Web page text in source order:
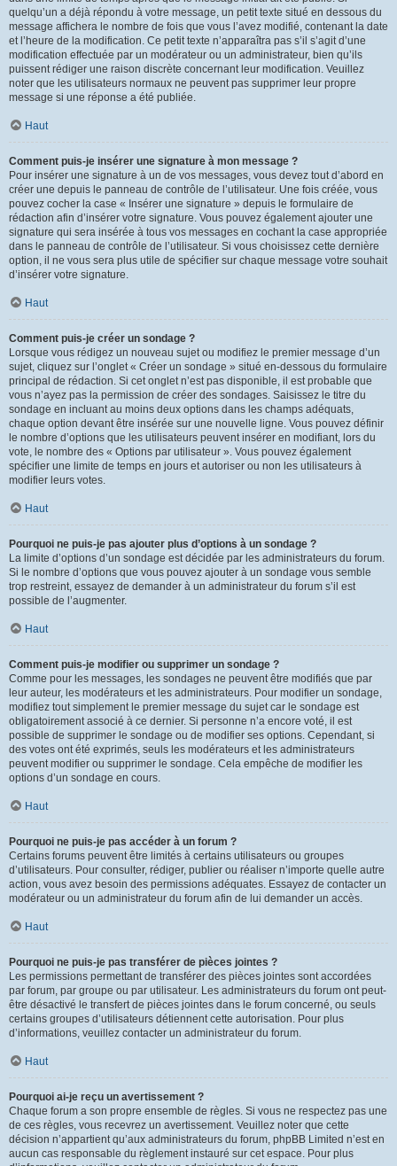
quelqu’un a déjà répondu à votre message, un petit texte situé en dessous du
message affichera le nombre de fois que vous l’avez modifié, contenant la date
et l’heure de la modification. Ce petit texte n’apparaîtra pas s’il s’agit d’une
modification effectuée par un modérateur ou un administrateur, bien qu’ils
puissent rédiger une raison discrète concernant leur modification. Veuillez
noter que les utilisateurs normaux ne peuvent pas supprimer leur propre
message si une réponse a été publiée.
Haut
Comment puis-je insérer une signature à mon message ?
Pour insérer une signature à un de vos messages, vous devez tout d’abord en
créer une depuis le panneau de contrôle de l’utilisateur. Une fois créée, vous
pouvez cocher la case « Insérer une signature » depuis le formulaire de
rédaction afin d’insérer votre signature. Vous pouvez également ajouter une
signature qui sera insérée à tous vos messages en cochant la case appropriée
dans le panneau de contrôle de l’utilisateur. Si vous choisissez cette dernière
option, il ne vous sera plus utile de spécifier sur chaque message votre souhait
d’insérer votre signature.
Haut
Comment puis-je créer un sondage ?
Lorsque vous rédigez un nouveau sujet ou modifiez le premier message d’un
sujet, cliquez sur l’onglet « Créer un sondage » situé en-dessous du formulaire
principal de rédaction. Si cet onglet n’est pas disponible, il est probable que
vous n’ayez pas la permission de créer des sondages. Saisissez le titre du
sondage en incluant au moins deux options dans les champs adéquats,
chaque option devant être insérée sur une nouvelle ligne. Vous pouvez définir
le nombre d’options que les utilisateurs peuvent insérer en modifiant, lors du
vote, le nombre des « Options par utilisateur ». Vous pouvez également
spécifier une limite de temps en jours et autoriser ou non les utilisateurs à
modifier leurs votes.
Haut
Pourquoi ne puis-je pas ajouter plus d’options à un sondage ?
La limite d’options d’un sondage est décidée par les administrateurs du forum.
Si le nombre d’options que vous pouvez ajouter à un sondage vous semble
trop restreint, essayez de demander à un administrateur du forum s’il est
possible de l’augmenter.
Haut
Comment puis-je modifier ou supprimer un sondage ?
Comme pour les messages, les sondages ne peuvent être modifiés que par
leur auteur, les modérateurs et les administrateurs. Pour modifier un sondage,
modifiez tout simplement le premier message du sujet car le sondage est
obligatoirement associé à ce dernier. Si personne n’a encore voté, il est
possible de supprimer le sondage ou de modifier ses options. Cependant, si
des votes ont été exprimés, seuls les modérateurs et les administrateurs
peuvent modifier ou supprimer le sondage. Cela empêche de modifier les
options d’un sondage en cours.
Haut
Pourquoi ne puis-je pas accéder à un forum ?
Certains forums peuvent être limités à certains utilisateurs ou groupes
d’utilisateurs. Pour consulter, rédiger, publier ou réaliser n’importe quelle autre
action, vous avez besoin des permissions adéquates. Essayez de contacter un
modérateur ou un administrateur du forum afin de lui demander un accès.
Haut
Pourquoi ne puis-je pas transférer de pièces jointes ?
Les permissions permettant de transférer des pièces jointes sont accordées
par forum, par groupe ou par utilisateur. Les administrateurs du forum ont peut-
être désactivé le transfert de pièces jointes dans le forum concerné, ou seuls
certains groupes d’utilisateurs détiennent cette autorisation. Pour plus
d’informations, veuillez contacter un administrateur du forum.
Haut
Pourquoi ai-je reçu un avertissement ?
Chaque forum a son propre ensemble de règles. Si vous ne respectez pas une
de ces règles, vous recevrez un avertissement. Veuillez noter que cette
décision n’appartient qu’aux administrateurs du forum, phpBB Limited n’est en
aucun cas responsable du règlement instauré sur cet espace. Pour plus